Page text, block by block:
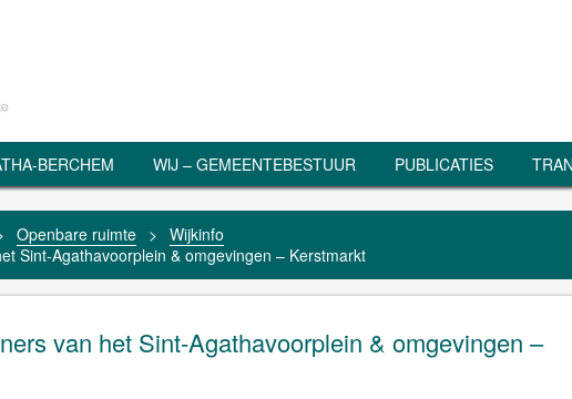
BERCHEM WIJ – GEMEENTEBESTUUR PUBLICATIES
Openbare ruimte > Wijkinfo
Sint-Agathavoorplein & omgevingen – Kerstmarkt
van het Sint-Agathavoorplein & omgevingen –